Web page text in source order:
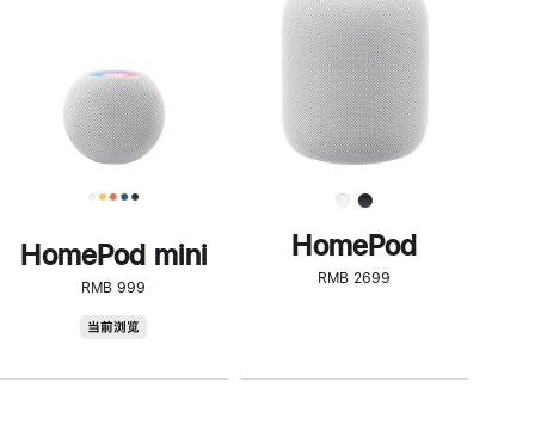
HomePod mini
RMB 999
当前浏览
了
解
HomePod<
HomePod
RMB 2699